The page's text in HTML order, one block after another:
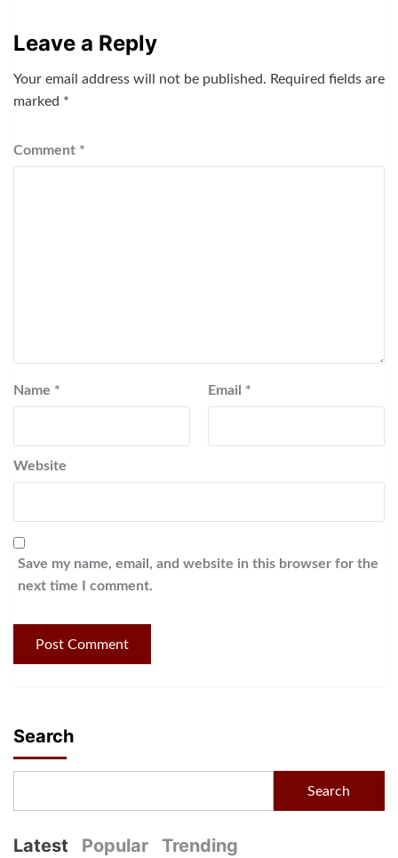
Leave a Reply
Your email address will not be published. Required fields are
marked *
Comment *
Name * Email *
Website
Save my name, email, and website in this browser for the
next time I comment.
Search
Search
Latest Popular Trending